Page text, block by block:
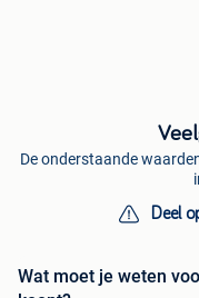
De onderstaande
Deel
Wat moet je weten